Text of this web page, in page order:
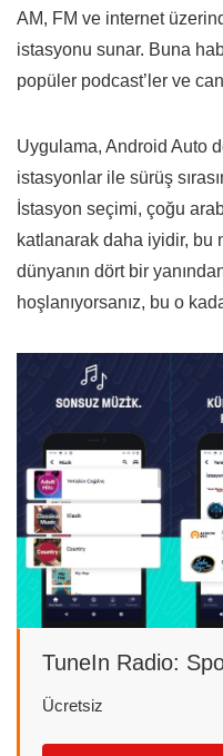
AM, FM ve internet
istasyonu sunar. Buna
popüler podcast’ler ve
Uygulama, Android Auto
istasyonlar ile sürüş
İstasyon seçimi, çoğu
katlanarak daha iyidir, bu
dünyanın dört bir
hoşlanıyorsanız, bu o
TuneIn Radio:
Ücretsiz